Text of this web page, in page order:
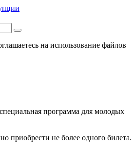
на использование файлов
программа для молодых
приобрести не более одного билета.